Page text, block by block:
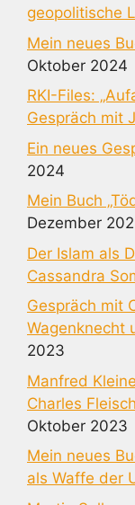
geopolitische
Mein neues
Oktober 2024
RKI-Files:
Gespräch mit
Ein neues
2024
Mein Buch
Dezember
Der Islam als
Cassandra
Gespräch mit
Wagenknecht
2023
Manfred
Charles
Oktober 2023
Mein neues
als Waffe der